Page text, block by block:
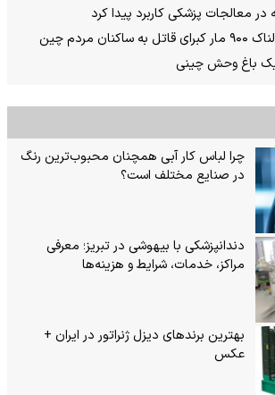
معالجات پزشکی کاربرد پیدا کرد
مردم چین
باغ وحش چینی
چرا لباس کار آبی همچنان محبوب‌ترین رنگ
در صنایع مختلف است؟
دندانپزشکی با بیهوشی در تبریز؛ معرفی
مراکز، خدمات، شرایط و هزینه‌ها
بهترین برندهای دیزل ژنراتور در ایران +
عکس